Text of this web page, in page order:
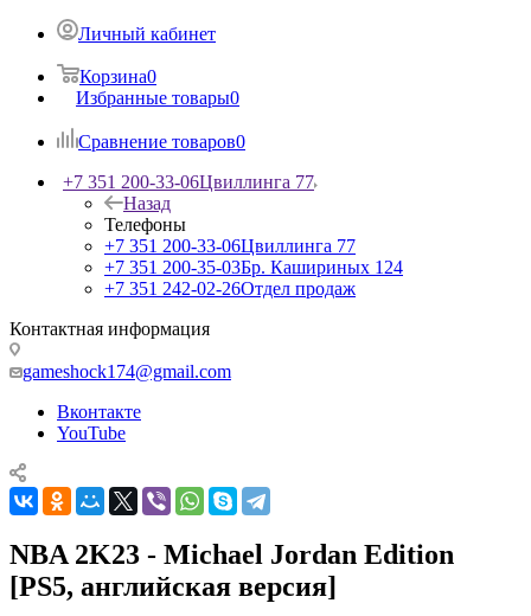
Личный кабинет
Корзина0
Избранные товары0
Сравнение товаров0
+7 351 200-33-06Цвиллинга 77
Назад
Телефоны
+7 351 200-33-06Цвиллинга 77
+7 351 200-35-03Бр. Кашириных 124
+7 351 242-02-26Отдел продаж
Контактная информация
gameshock174@gmail.com
Вконтакте
YouTube
NBA 2K23 - Michael Jordan Edition
[PS5, английская версия]